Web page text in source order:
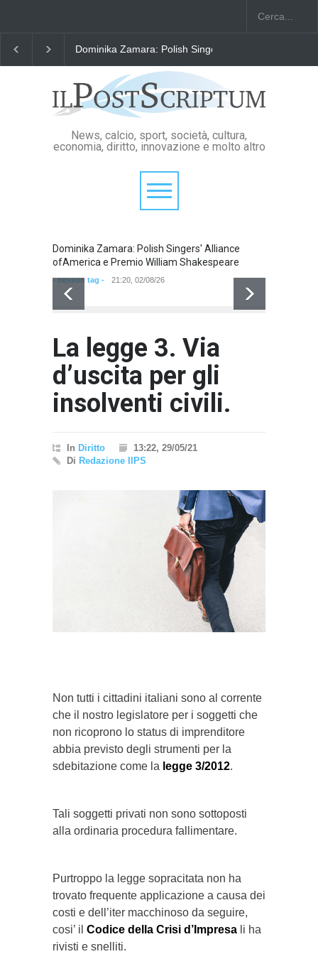
Dominika Zamara: Polish Singers' Alliance ofAmerica e
News, calcio, sport, società, cultura,
economia, diritto, innovazione e molto altro
Dominika Zamara: Polish Singers' Alliance
ofAmerica e Premio William Shakespeare
- nessun tag - 21:20, 02/08/26
La legge 3. Via
d’uscita per gli
insolventi civili.
In Diritto
13:22, 29/05/21
Di Redazione IlPS
Non tutti i cittadini italiani sono al corrente
che il nostro legislatore per i soggetti che
non ricoprono lo status di imprenditore
abbia previsto degli strumenti per la
sdebitazione come la legge 3/2012.
Tali soggetti privati non sono sottoposti
alla ordinaria procedura fallimentare.
Purtroppo la legge sopracitata non ha
trovato frequente applicazione a causa dei
costi e dell’iter macchinoso da seguire,
cosi’ il Codice della Crisi d’Impresa li ha
rivisti e snelliti.